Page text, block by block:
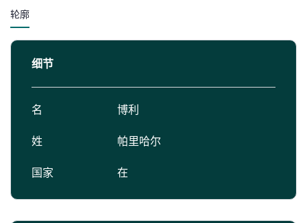
轮廓
细节
名 博利
姓 帕里哈尔
国家 在